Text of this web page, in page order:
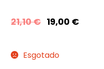
21,10€ 19,00 €
Esgotado